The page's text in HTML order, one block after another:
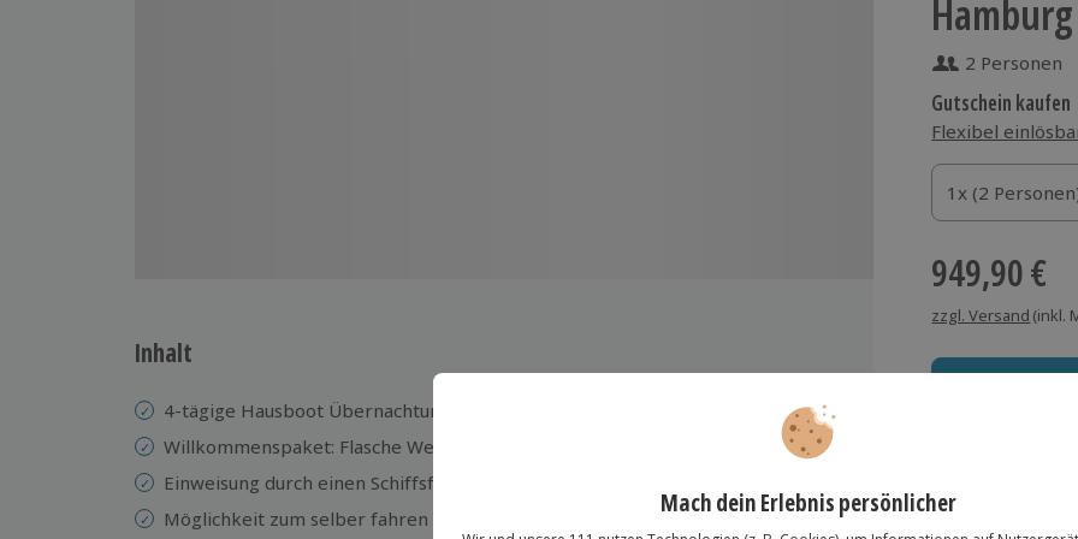
2 Personen
Gutschein kaufen
Flexibel
1x (2 Personen)
1x (2
1x (2
949,90 €
zzgl. Versand (inkl.
Große Auswahl,
Inhalt
4-tägige Hausboot Übernachtung in Hamburg für 2
Willkommenspaket: Flasche Wein, Flasche Wasser, Kaffee/Tee
Einweisung durch einen Schiffsführer und gemeinsame Testfahrt
Möglichkeit zum selber fahren